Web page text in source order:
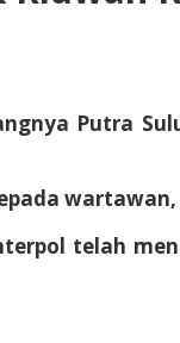
Putra
telah